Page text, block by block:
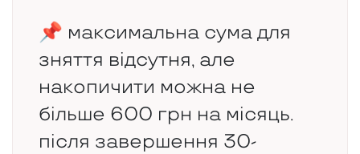
📌 максимальна сума для
зняття відсутня, але
накопичити можна не
більше 600 грн на місяць.
після завершення 30-